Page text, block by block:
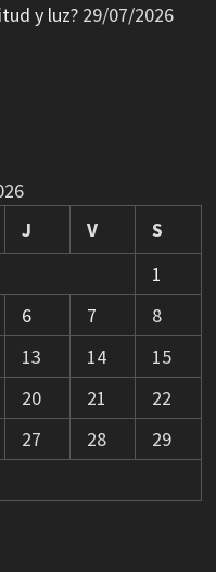
y luz? 29/07/2026
J V
S
1
6 7
8
13 14
15
20 21
22
27 28
29